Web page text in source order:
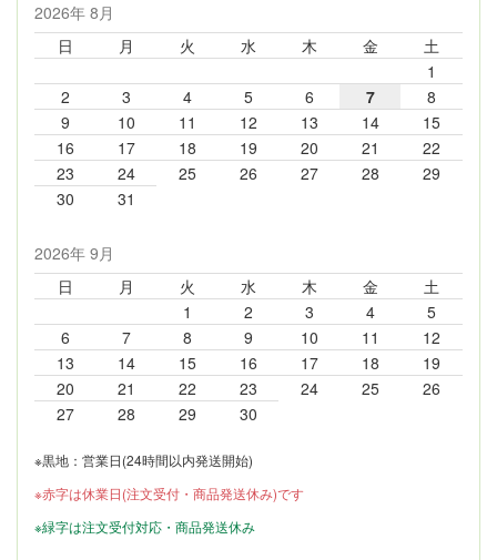
2026年 8月
日
月 火 水 木 金
土
1
2
3 4 5 6 7
8
9
10 11 12 13 14
15
16
17 18 19 20 21
22
23
24 25 26 27 28
29
30
31
2026年 9月
日
月 火 水 木 金
土
1
2 3 4
5
6
7 8 9 10 11
12
13
14 15 16 17 18
19
20
21 22 23 24 25
26
27
28 29 30
※黒地：営業日(24時間以内発送開始)
※赤字は休業日(注文受付・商品発送休み)です
※緑字は注文受付対応・商品発送休み